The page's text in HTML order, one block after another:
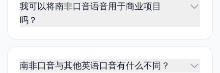
我可以将南非口音语音用于商业项目
吗？
南非口音与其他英语口音有什么不同？